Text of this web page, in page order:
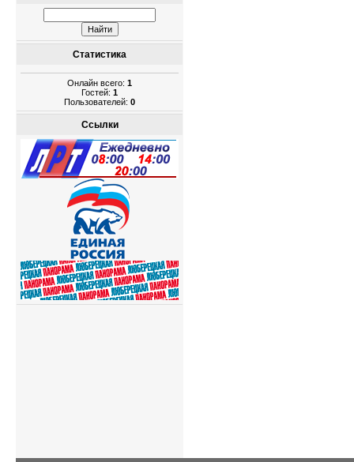
Статистика
Онлайн всего: 1
Гостей: 1
Пользователей: 0
Ссылки